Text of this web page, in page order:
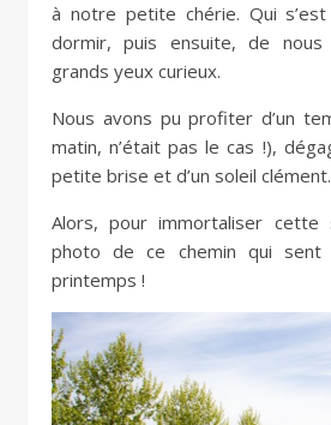
à notre petite chérie. Qui
dormir, puis ensuite, de
grands yeux curieux.
Nous avons pu profiter d’un
matin, n’était pas le cas !),
petite brise et d’un soleil clément.
Alors, pour immortaliser
photo de ce chemin qui
printemps !